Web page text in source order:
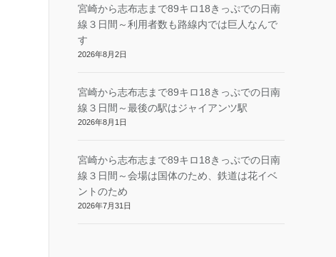
宮崎から志布志まで89キロ18きっぷでの日南
線３日間～利用者数も路線内では巨人なんで
す
2026年8月2日
宮崎から志布志まで89キロ18きっぷでの日南
線３日間～最後の駅はジャイアンツ駅
2026年8月1日
宮崎から志布志まで89キロ18きっぷでの日南
線３日間～会場は国体のため、鉄道は花イベ
ントのため
2026年7月31日